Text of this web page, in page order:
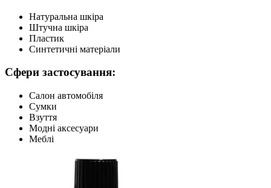
Натуральна шкіра
Штучна шкіра
Пластик
Синтетичні матеріали
Сфери застосування:
Салон автомобіля
Сумки
Взуття
Модні аксесуари
Меблі